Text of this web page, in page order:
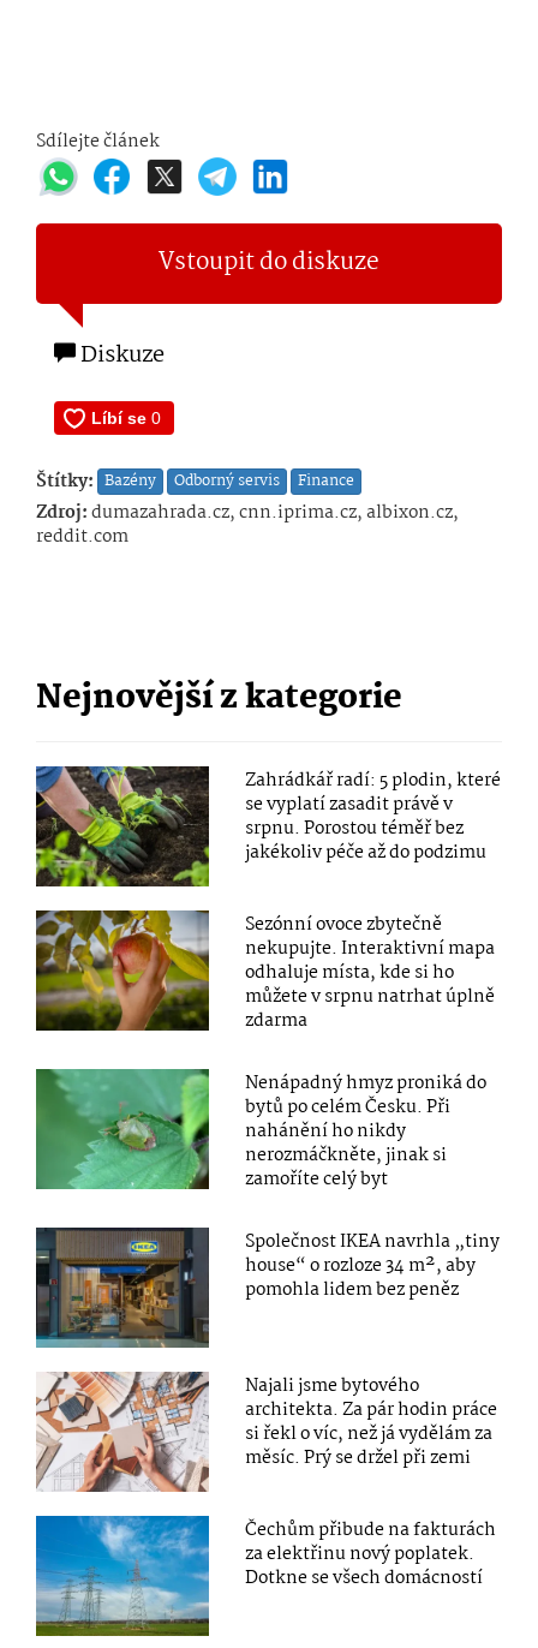
Sdílejte článek
Vstoupit do diskuze
Diskuze
Štítky: Bazény Odborný servis Finance
Zdroj:dumazahrada.cz, cnn.iprima.cz, albixon.cz,
reddit.com
Nejnovější z kategorie
Zahrádkář radí: 5 plodin, které
se vyplatí zasadit právě v
srpnu. Porostou téměř bez
jakékoliv péče až do podzimu
Sezónní ovoce zbytečně
nekupujte. Interaktivní mapa
odhaluje místa, kde si ho
můžete v srpnu natrhat úplně
zdarma
Nenápadný hmyz proniká do
bytů po celém Česku. Při
nahánění ho nikdy
nerozmáčkněte, jinak si
zamoříte celý byt
Společnost IKEA navrhla „tiny
house“ o rozloze 34 m², aby
pomohla lidem bez peněz
Najali jsme bytového
architekta. Za pár hodin práce
si řekl o víc, než já vydělám za
měsíc. Prý se držel při zemi
Čechům přibude na fakturách
za elektřinu nový poplatek.
Dotkne se všech domácností